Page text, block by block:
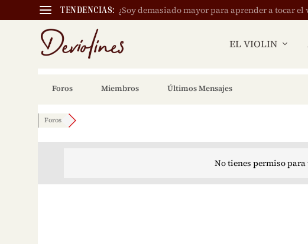
TENDENCIAS: ¿Soy demasiado mayor para aprender a tocar el
EL VIOLIN
Foros Miembros Últimos Mensajes
Foros
No tienes permiso